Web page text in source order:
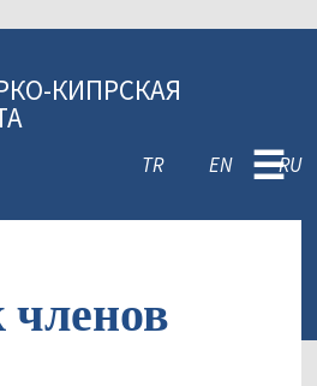
КИПРСКАЯ
TR EN RU
☰